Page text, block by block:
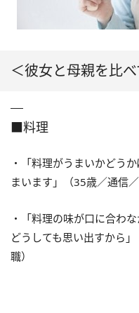
＜彼女と母親を比
■料理
・「料理がうまいかどう
まいます」（35歳／通信／
・「料理の味が口に合わ
どうしても思い出すから
職）